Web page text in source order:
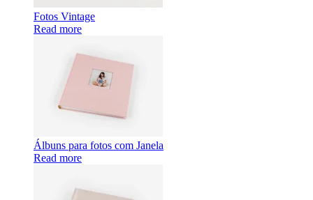
Fotos Vintage
Read more
Álbuns para fotos com Janela
Read more